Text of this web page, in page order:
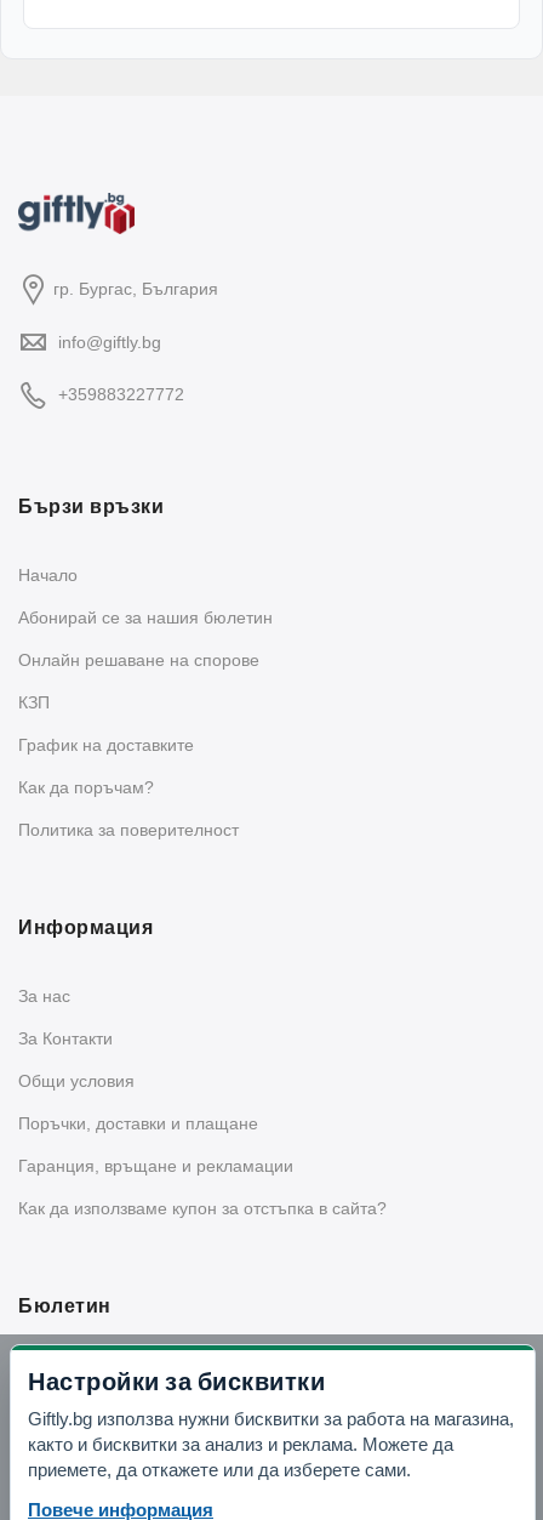
гр. Бургас, България
info@giftly.bg
+359883227772
Бързи връзки
Начало
Абонирай се за нашия бюлетин
Oнлайн решаване на спорове
КЗП
График на доставките
Как да поръчам?
Политика за поверителност
Информация
За нас
За Контакти
Общи условия
Поръчки, доставки и плащане
Гаранция, връщане и рекламации
Как да използваме купон за отстъпка в сайта?
Бюлетин
Вземи -10% отстъпка в Telegram
Отвори Telegram
Настройки за бисквитки
Giftly.bg използва нужни бисквитки за работа на магазина,
както и бисквитки за анализ и реклама. Можете да
приемете, да откажете или да изберете сами.
Повече информация